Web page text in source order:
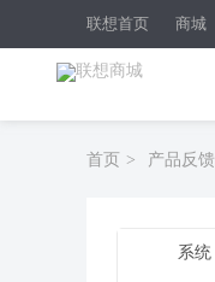
联想首页 商城
首页 > 产品反馈
系统